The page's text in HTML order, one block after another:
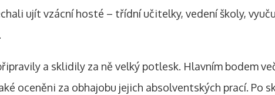
ujít vzácní hosté – třídní učitelky, vedení školy,
a sklidily za ně velký potlesk. Hlavním bodem
oceněni za obhajobu jejich absolventských prací. Po